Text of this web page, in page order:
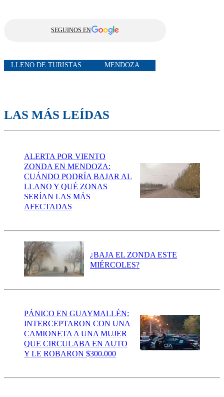
SEGUINOS EN
LLENO DE TURISTAS MENDOZA
LAS MÁS LEÍDAS
ALERTA POR VIENTO
ZONDA EN MENDOZA:
CUÁNDO PODRÍA BAJAR AL
LLANO Y QUÉ ZONAS
SERÍAN LAS MÁS
AFECTADAS
¿BAJA EL ZONDA ESTE
MIÉRCOLES?
PÁNICO EN GUAYMALLÉN:
INTERCEPTARON CON UNA
CAMIONETA A UNA MUJER
QUE CIRCULABA EN AUTO
Y LE ROBARON $300.000